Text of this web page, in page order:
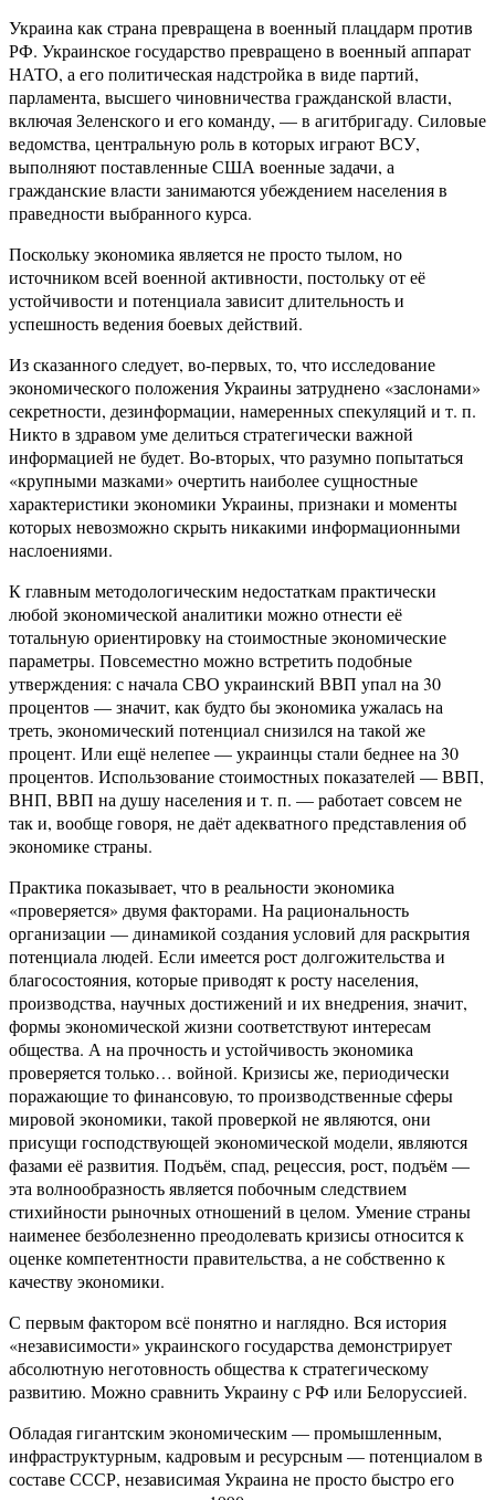
Украина как страна превращена в военный плацдарм против
РФ. Украинское государство превращено в военный аппарат
НАТО, а его политическая надстройка в виде партий,
парламента, высшего чиновничества гражданской власти,
включая Зеленского и его команду, — в агитбригаду. Силовые
ведомства, центральную роль в которых играют ВСУ,
выполняют поставленные США военные задачи, а
гражданские власти занимаются убеждением населения в
праведности выбранного курса.
Поскольку экономика является не просто тылом, но
источником всей военной активности, постольку от её
устойчивости и потенциала зависит длительность и
успешность ведения боевых действий.
Из сказанного следует, во-первых, то, что исследование
экономического положения Украины затруднено «заслонами»
секретности, дезинформации, намеренных спекуляций и т. п.
Никто в здравом уме делиться стратегически важной
информацией не будет. Во-вторых, что разумно попытаться
«крупными мазками» очертить наиболее сущностные
характеристики экономики Украины, признаки и моменты
которых невозможно скрыть никакими информационными
наслоениями.
К главным методологическим недостаткам практически
любой экономической аналитики можно отнести её
тотальную ориентировку на стоимостные экономические
параметры. Повсеместно можно встретить подобные
утверждения: с начала СВО украинский ВВП упал на 30
процентов — значит, как будто бы экономика ужалась на
треть, экономический потенциал снизился на такой же
процент. Или ещё нелепее — украинцы стали беднее на 30
процентов. Использование стоимостных показателей — ВВП,
ВНП, ВВП на душу населения и т. п. — работает совсем не
так и, вообще говоря, не даёт адекватного представления об
экономике страны.
Практика показывает, что в реальности экономика
«проверяется» двумя факторами. На рациональность
организации — динамикой создания условий для раскрытия
потенциала людей. Если имеется рост долгожительства и
благосостояния, которые приводят к росту населения,
производства, научных достижений и их внедрения, значит,
формы экономической жизни соответствуют интересам
общества. А на прочность и устойчивость экономика
проверяется только… войной. Кризисы же, периодически
поражающие то финансовую, то производственные сферы
мировой экономики, такой проверкой не являются, они
присущи господствующей экономической модели, являются
фазами её развития. Подъём, спад, рецессия, рост, подъём —
эта волнообразность является побочным следствием
стихийности рыночных отношений в целом. Умение страны
наименее безболезненно преодолевать кризисы относится к
оценке компетентности правительства, а не собственно к
качеству экономики.
С первым фактором всё понятно и наглядно. Вся история
«независимости» украинского государства демонстрирует
абсолютную неготовность общества к стратегическому
развитию. Можно сравнить Украину с РФ или Белоруссией.
Обладая гигантским экономическим — промышленным,
инфраструктурным, кадровым и ресурсным — потенциалом в
составе СССР, независимая Украина не просто быстро его